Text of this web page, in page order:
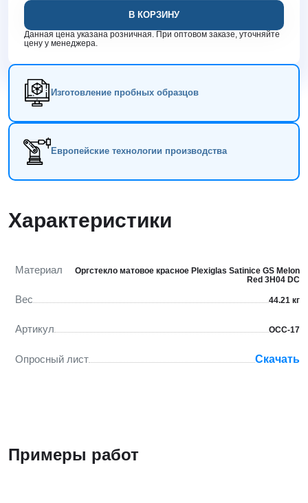
В КОРЗИНУ
Данная цена указана розничная. При оптовом заказе, уточняйте
цену у менеджера.
Изготовление пробных образцов
Европейские технологии производства
Характеристики
Материал
Оргстекло матовое красное Plexiglas Satinice GS Melon
Red 3H04 DC
Вес 44.21 кг
Артикул ОСС-17
Опросный лист Скачать
Примеры работ